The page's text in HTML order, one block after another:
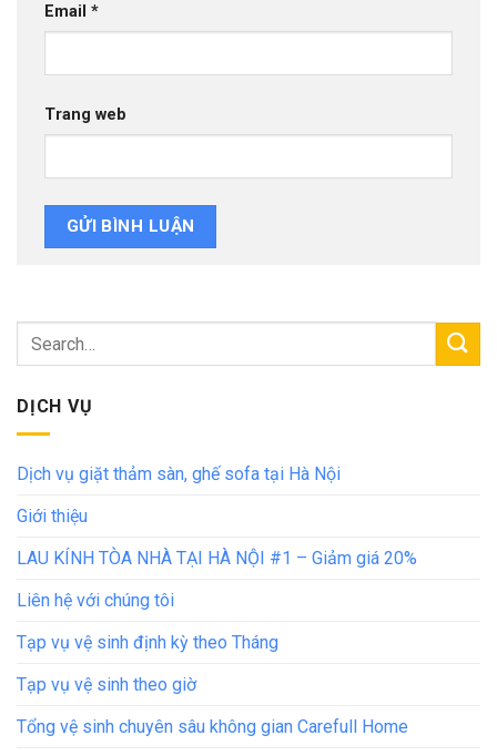
Email *
Trang web
DỊCH VỤ
Dịch vụ giặt thảm sàn, ghế sofa tại Hà Nội
Giới thiệu
LAU KÍNH TÒA NHÀ TẠI HÀ NỘI #1 – Giảm giá 20%
Liên hệ với chúng tôi
Tạp vụ vệ sinh định kỳ theo Tháng
Tạp vụ vệ sinh theo giờ
Tổng vệ sinh chuyên sâu không gian Carefull Home